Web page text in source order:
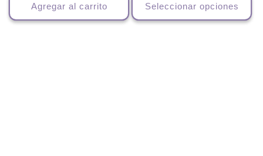
Agregar al carrito Seleccionar opciones